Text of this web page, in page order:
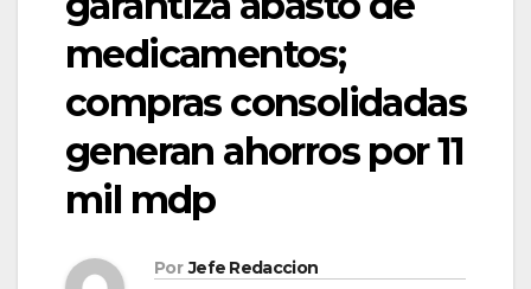
medicamentos;
compras consolidadas
generan ahorros por 11
mil mdp
Por Jefe Redaccion